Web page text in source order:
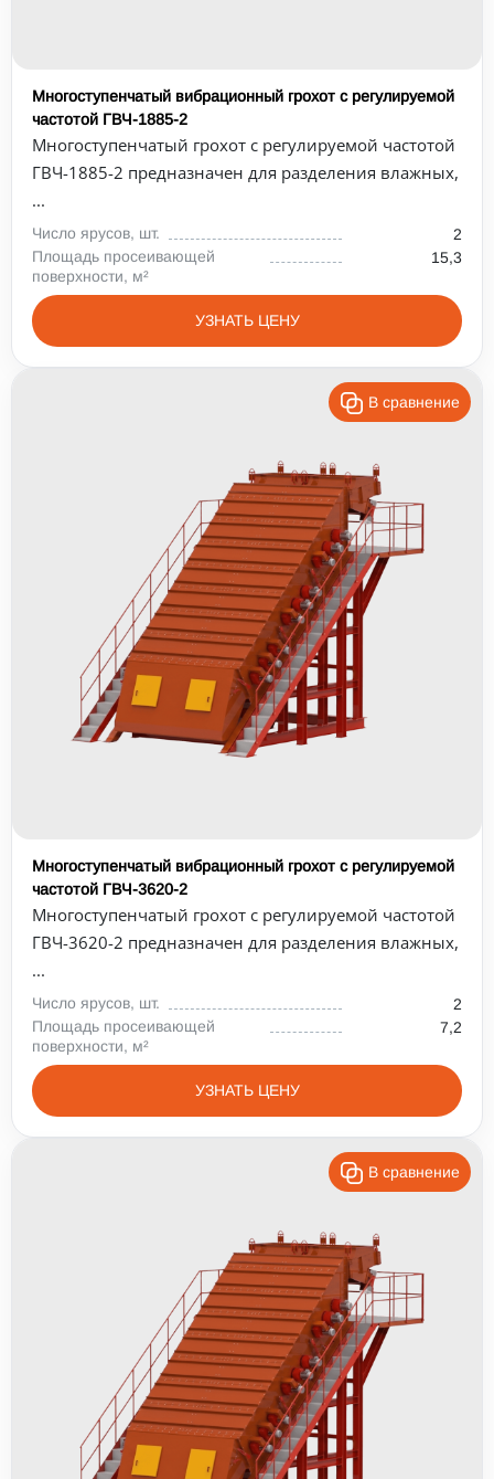
Многоступенчатый вибрационный грохот с регулируемой
частотой ГВЧ-1885-2
Многоступенчатый грохот с регулируемой частотой
ГВЧ-1885-2 предназначен для разделения влажных,
...
Число ярусов, шт.
2
Площадь просеивающей
поверхности, м²
15,3
УЗНАТЬ ЦЕНУ
В сравнение
Многоступенчатый вибрационный грохот с регулируемой
частотой ГВЧ-3620-2
Многоступенчатый грохот с регулируемой частотой
ГВЧ-3620-2 предназначен для разделения влажных,
...
Число ярусов, шт.
2
Площадь просеивающей
поверхности, м²
7,2
УЗНАТЬ ЦЕНУ
В сравнение